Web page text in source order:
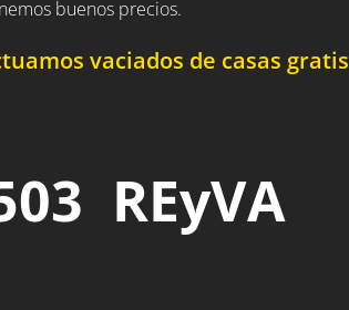
buenos precios.
vaciados de casas gratis
REyVA